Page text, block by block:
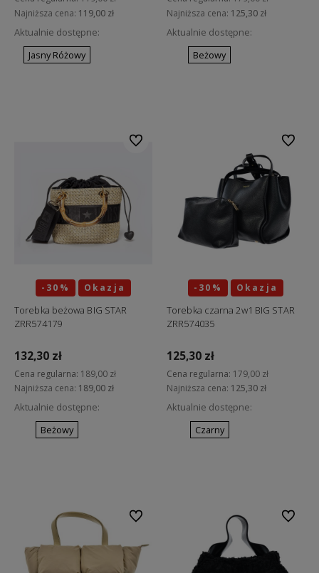
Najniższa cena: 119,00 zł
Aktualnie dostępne:
Jasny Różowy
Najniższa cena: 125,30 zł
Aktualnie dostępne:
Beżowy
-30% Okazja
Torebka beżowa BIG STAR
ZRR574179
132,30 zł
Cena regularna: 189,00 zł
Najniższa cena: 189,00 zł
Aktualnie dostępne:
Beżowy
Do ulubionych
-30% Okazja
Torebka czarna 2w1 BIG STAR
ZRR574035
125,30 zł
Cena regularna: 179,00 zł
Najniższa cena: 125,30 zł
Aktualnie dostępne:
Czarny
Do
Do ulubionych Do